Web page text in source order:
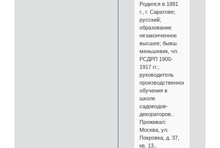
Родился в 1881
г., г. Саратове;
русский;
образование
незаконченное
высшее; бывш.
меньшевик, чл.
РСДРП 1900-
1917 гг.;
руководитель
производственного
обучения в
школе
садоводов-
декораторов..
Проживал:
Москва, ул.
Покровка, д. 37,
кв. 13..